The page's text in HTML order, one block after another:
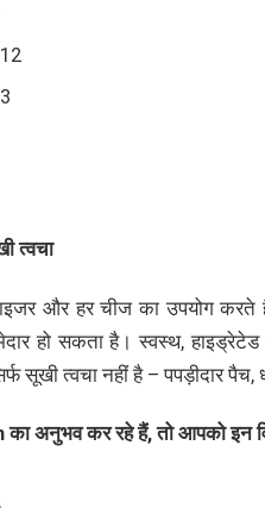
त्वचा
और हर चीज का उपयोग
हो सकता है। स्वस्थ,
सूखी त्वचा नहीं है – पपड़ीदार
अनुभव कर रहे हैं, तो आपको इन